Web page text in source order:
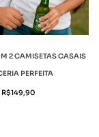
2 CAMISETAS CASAIS
PERFEITA
R$149,90